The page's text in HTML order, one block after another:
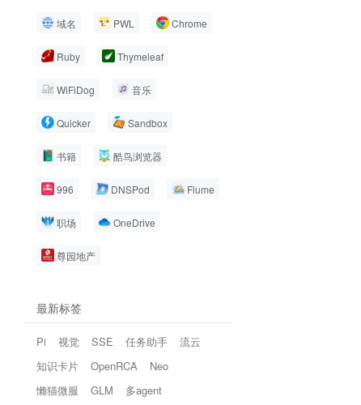
域名 PWL Chrome
Ruby Thymeleaf
WiFiDog 音乐
Quicker Sandbox
书籍 酷鸟浏览器
996 DNSPod Flume
职场 OneDrive
尊园地产
最新标签
Pi 视觉 SSE 任务助手
流云
知识卡片
OpenRCA
Neo
懒猫微服
GLM
多agent